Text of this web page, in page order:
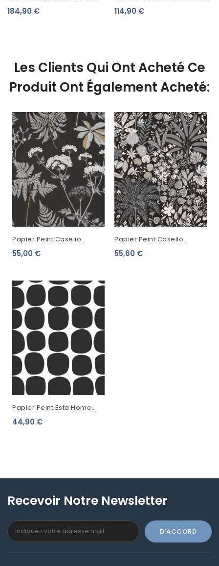
Photowalls XL² Feuilles De
184,90 €
Animalia Kruger Flame
114,90 €
Les Clients Qui Ont Acheté Ce
Produit Ont Également Acheté:
Papier Peint Caselio
Moonlight Countryside
55,00 €
Papier Peint Caselio
Hygge Hope Noir Et Blanc
55,60 €
Papier Peint Esta Home
Scandi Cool Pois
44,90 €
Recevoir Notre Newsletter